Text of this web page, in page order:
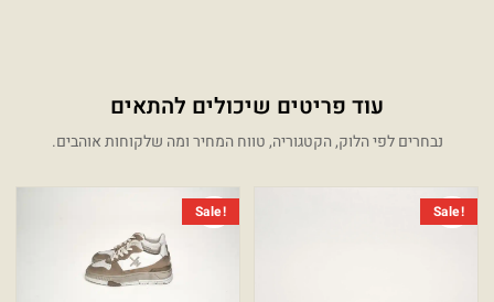
עוד פריטים שיכולים להתאים
נבחרים לפי הלוק, הקטגוריה, טווח המחיר ומה שלקוחות אוהבים.
Sale!
המחיר המקורי היה: ₪849.00.
המחיר הנוכחי הוא: ₪299.00.
Sale!